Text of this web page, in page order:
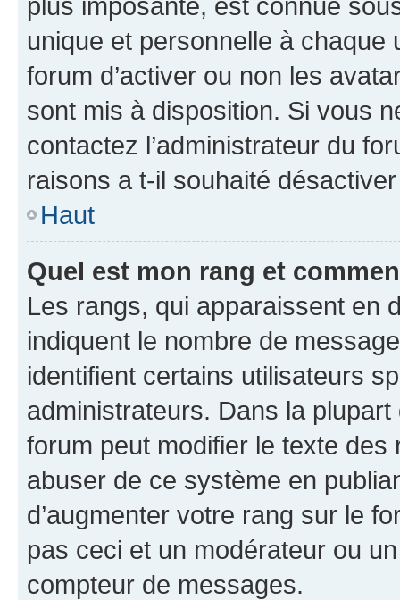
unique et personnelle à chaque
forum d’activer ou non les
sont mis à disposition. Si vous
contactez l’administrateur du
raisons a t-il souhaité
Haut
Quel est mon rang et
Les rangs, qui apparaissent en
indiquent le nombre de
identifient certains utilisateurs
administrateurs. Dans la
forum peut modifier le texte
abuser de ce système en
d’augmenter votre rang sur le
pas ceci et un modérateur ou
compteur de messages.